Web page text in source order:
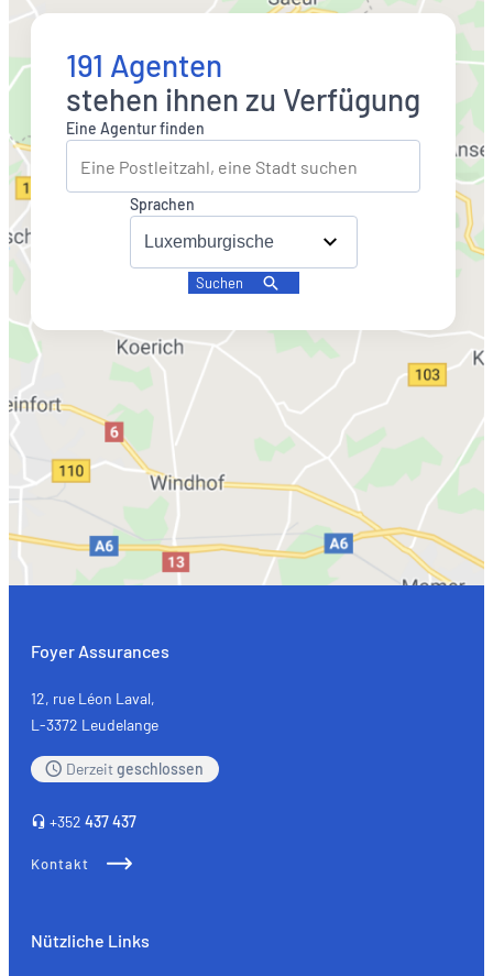
191 Agenten
stehen ihnen zu Verfügung
Eine Agentur finden
Sprachen
Suchen
Foyer Assurances
12, rue Léon Laval,
L-3372 Leudelange
Derzeitgeschlossen
+352 437 437
Kontakt
Nützliche Links